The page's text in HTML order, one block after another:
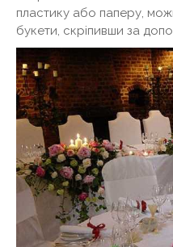
пластику або паперу,
букети, скріпивши за